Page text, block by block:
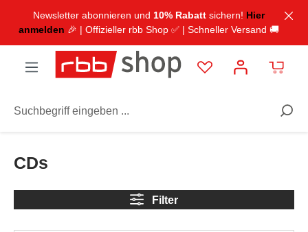
springen
Newsletter abonnieren und 10% Rabattsichern! Hier
anmelden 🎉 | Offizieller rbb Shop ✅ | Schneller Versand 🚚
CDs
Filter